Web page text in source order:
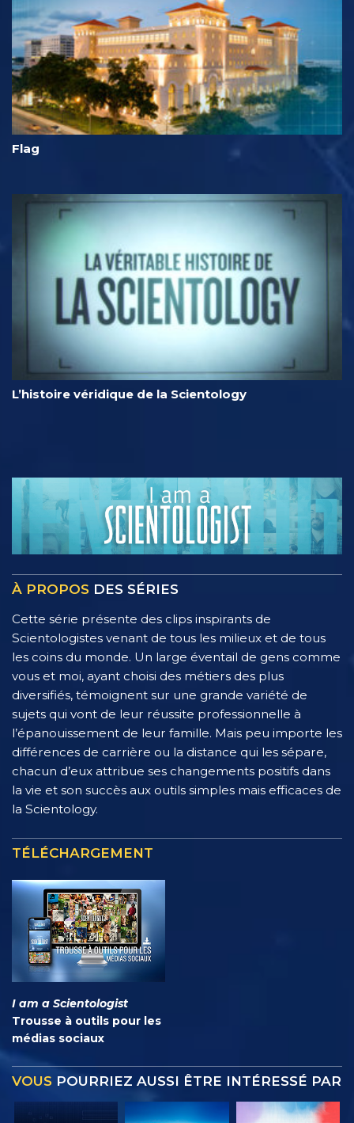
Flag
L’histoire véridique de la Scientology
À PROPOS DES SÉRIES
Cette série présente des clips inspirants de
Scientologistes venant de tous les milieux et de tous
les coins du monde. Un large éventail de gens comme
vous et moi, ayant choisi des métiers des plus
diversifiés, témoignent sur une grande variété de
sujets qui vont de leur réussite professionnelle à
l’épanouissement de leur famille. Mais peu importe les
différences de carrière ou la distance qui les sépare,
chacun d’eux attribue ses changements positifs dans
la vie et son succès aux outils simples mais efficaces de
la Scientology.
TÉLÉCHARGEMENT
I am a Scientologist
Trousse à outils pour les
médias sociaux
VOUS POURRIEZ AUSSI ÊTRE INTÉRESSÉ PAR